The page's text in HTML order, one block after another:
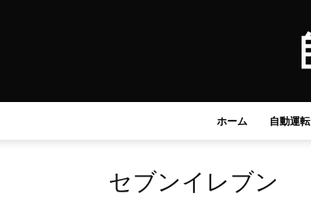
ホーム 自動運転
セブンイレブン